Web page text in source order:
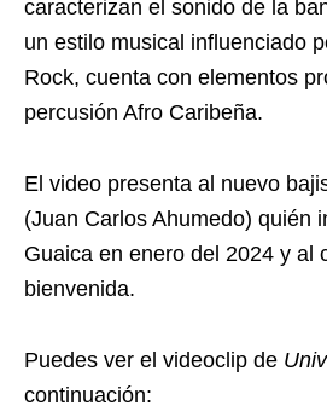
caracterizan el sonido de la
un estilo musical influenciado
Rock, cuenta con elementos
percusión Afro Caribeña.
El video presenta al nuevo
(Juan Carlos Ahumedo) quién
Guaica en enero del 2024 y al
bienvenida.
Puedes ver el videoclip de
continuación: